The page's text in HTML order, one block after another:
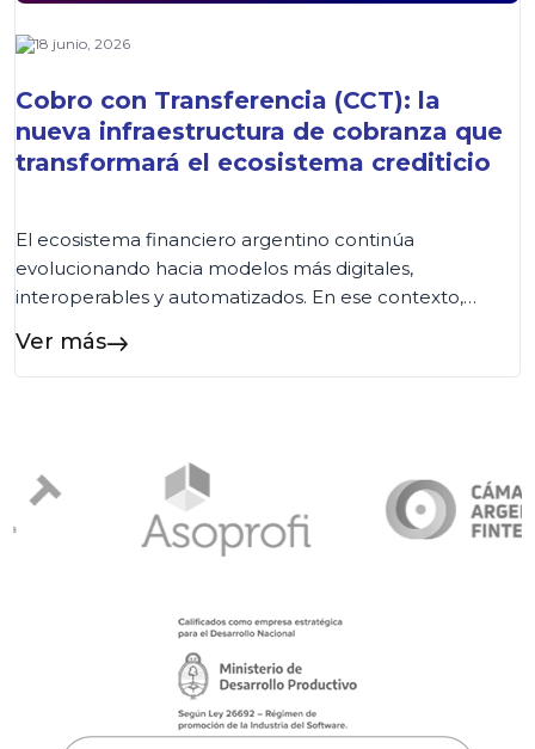
18 junio, 2026
Cobro con Transferencia (CCT): la
nueva infraestructura de cobranza que
transformará el ecosistema crediticio
El ecosistema financiero argentino continúa
evolucionando hacia modelos más digitales,
interoperables y automatizados. En ese contexto,
de Cobro con Transferencia (CCT), una iniciativa
impulsada por la Comunicación «A» 8406 del BCRA
prevista para […]...
Ver más